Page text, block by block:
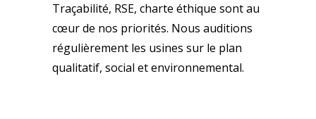
Traçabilité, RSE, charte éthique sont au
cœur de nos priorités. Nous auditions
régulièrement les usines sur le plan
qualitatif, social et environnemental.